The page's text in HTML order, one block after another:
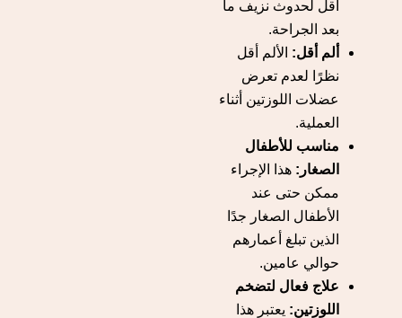
أقل لحدوث نزيف ما
بعد الجراحة.
ألم أقل: الألم أقل
نظرًا لعدم تعرض
عضلات اللوزتين أثناء
العملية.
مناسب للأطفال
الصغار: هذا الإجراء
ممكن حتى عند
الأطفال الصغار جدًا
الذين تبلغ أعمارهم
حوالي عامين.
علاج فعال لتضخم
اللوزتين: يعتبر هذا